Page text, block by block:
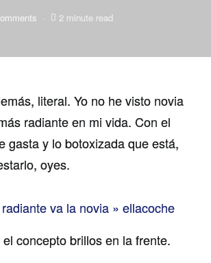
2 minute read
literal. Yo no he visto novia
radiante en mi vida. Con el
gasta y lo botoxizada que está,
oyes.
concepto brillos en la frente.